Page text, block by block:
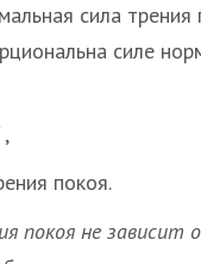
сила трения
силе
,
покоя.
покоя не зависит